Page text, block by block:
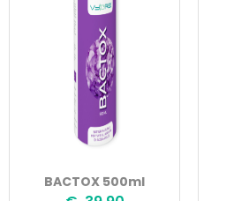
BACTOX 500ml